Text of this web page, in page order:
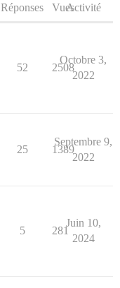
Réponses VuesActivité
52 2508
Octobre 3,
2022
25 1389
Septembre 9,
2022
5 281
Juin 10,
2024